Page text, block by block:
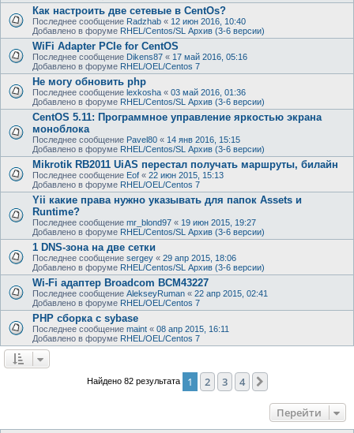
Как настроить две сетевые в CentOs?
Последнее сообщение Radzhab « 12 июн 2016, 10:40
Добавлено в форуме RHEL/Centos/SL Архив (3-6 версии)
WiFi Adapter PCIe for CentOS
Последнее сообщение Dikens87 « 17 май 2016, 05:16
Добавлено в форуме RHEL/OEL/Centos 7
Не могу обновить php
Последнее сообщение lexkosha « 03 май 2016, 01:36
Добавлено в форуме RHEL/Centos/SL Архив (3-6 версии)
CentOS 5.11: Программное управление яркостью экрана
моноблока
Последнее сообщение Pavel80 « 14 янв 2016, 15:15
Добавлено в форуме RHEL/Centos/SL Архив (3-6 версии)
Mikrotik RB2011 UiAS перестал получать маршруты, билайн
Последнее сообщение Eof « 22 июн 2015, 15:13
Добавлено в форуме RHEL/OEL/Centos 7
Yii какие права нужно указывать для папок Assets и
Runtime?
Последнее сообщение mr_blond97 « 19 июн 2015, 19:27
Добавлено в форуме RHEL/Centos/SL Архив (3-6 версии)
1 DNS-зона на две сетки
Последнее сообщение sergey « 29 апр 2015, 18:06
Добавлено в форуме RHEL/Centos/SL Архив (3-6 версии)
Wi-Fi адаптер Broadcom BCM43227
Последнее сообщение AlekseyRuman « 22 апр 2015, 02:41
Добавлено в форуме RHEL/OEL/Centos 7
PHP сборка с sybase
Последнее сообщение maint « 08 апр 2015, 16:11
Добавлено в форуме RHEL/OEL/Centos 7
Найдено 82 результата 1 2 3 4
Перейти